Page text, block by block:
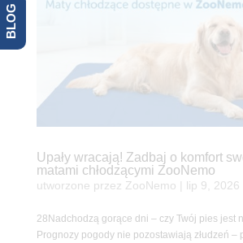
Upały wracają! Zadbaj o komfort
matami chłodzącymi ZooNemo
utworzone przez ZooNemo lip 9, 2026
28Nadchodzą gorące dni – czy Twój pies jest
Prognozy pogody nie pozostawiają złudzeń –
BLOG